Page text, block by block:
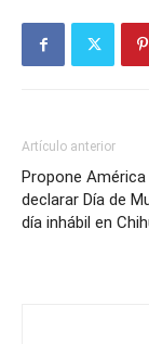
Artículo anterior
Propone América
declarar Día de
día inhábil en